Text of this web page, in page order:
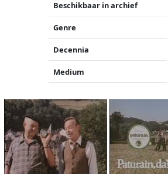
Beschikbaar in archief
Genre
Decennia
Medium